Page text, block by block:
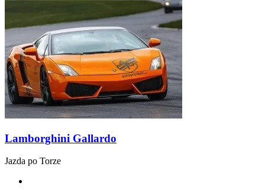
Lamborghini Gallardo
Jazda po Torze